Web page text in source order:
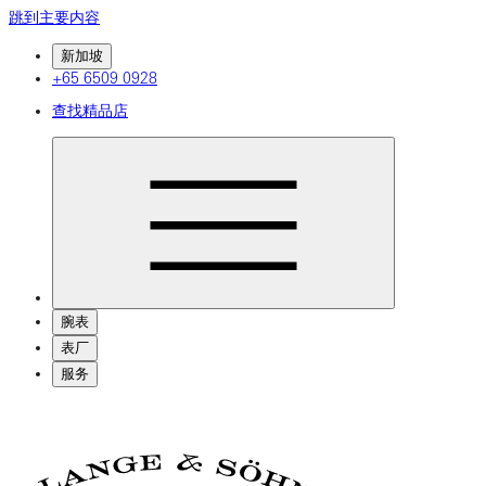
跳到主要内容
新加坡
+65 6509 0928
查找精品店
腕表
表厂
服务